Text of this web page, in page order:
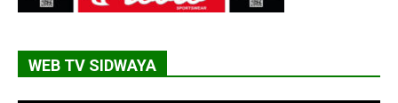
WEB TV SIDWAYA